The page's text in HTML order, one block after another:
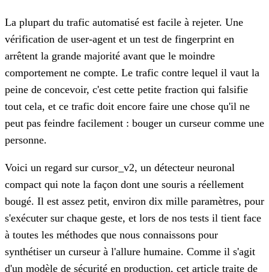
La plupart du trafic automatisé est facile à rejeter. Une
vérification de user-agent et un test de fingerprint en
arrêtent la grande majorité avant que le moindre
comportement ne compte. Le trafic contre lequel il vaut la
peine de concevoir, c'est cette petite fraction qui falsifie
tout cela, et ce trafic doit encore faire une chose qu'il ne
peut pas feindre facilement : bouger un curseur comme une
personne.
Voici un regard sur cursor_v2, un détecteur neuronal
compact qui note la façon dont une souris a réellement
bougé. Il est assez petit, environ dix mille paramètres, pour
s'exécuter sur chaque geste, et lors de nos tests il tient face
à toutes les méthodes que nous connaissons pour
synthétiser un curseur à l'allure humaine. Comme il s'agit
d'un modèle de sécurité en production, cet article traite de